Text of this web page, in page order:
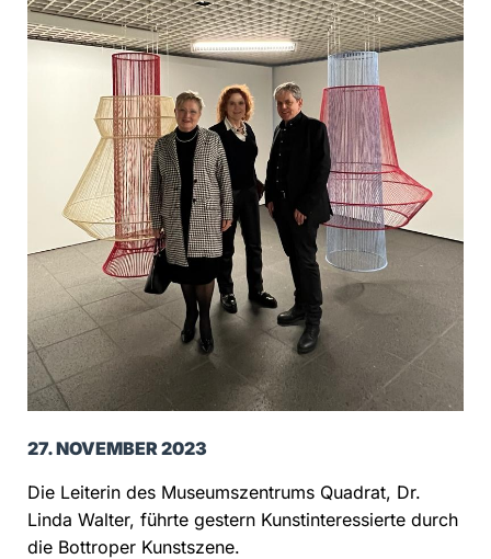
27. NOVEMBER 2023
Die Leiterin des Museumszentrums Quadrat, Dr.
Linda Walter, führte gestern Kunstinteressierte durch
die Bottroper Kunstszene.